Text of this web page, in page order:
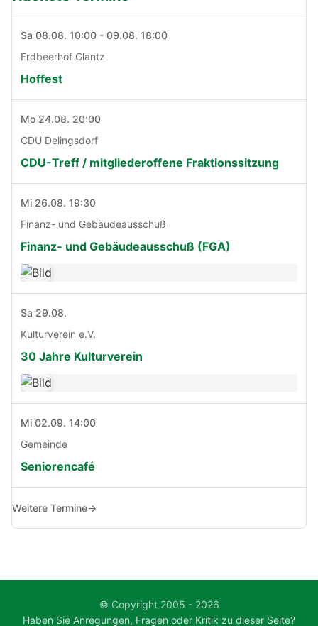
Sa 08.08. 10:00 - 09.08. 18:00
Erdbeerhof Glantz
Hoffest
Mo 24.08. 20:00
CDU Delingsdorf
CDU-Treff / mitgliederoffene Fraktionssitzung
Mi 26.08. 19:30
Finanz- und Gebäudeausschuß
Finanz- und Gebäudeausschuß (FGA)
Sa 29.08.
Kulturverein e.V.
30 Jahre Kulturverein
Mi 02.09. 14:00
Gemeinde
Seniorencafé
Weitere Termine→
© Copyright 2005 - 2026
Haben Sie Anregungen, Fragen oder Kritik zu dieser Seite?